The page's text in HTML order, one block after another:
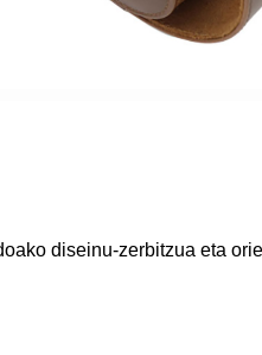
diseinu-zerbitzua eta